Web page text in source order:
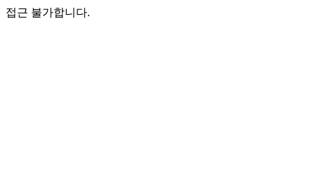
접근 불가합니다.